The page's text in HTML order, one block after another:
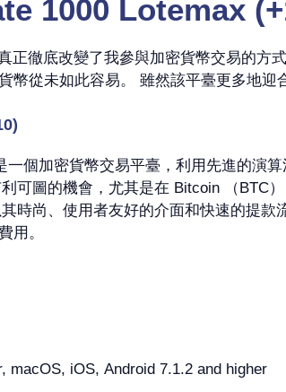
1000 Lotemax
正徹底改變了我參與加密貨幣交易的
幣從未如此容易。 雖然該平臺更多地
一個加密貨幣交易平臺，利用先進的演
可圖的機會，尤其是在 Bitcoin （BTC）
時尚、使用者友好的介面和快速的提
用。
macOS, iOS, Android 7.1.2 and higher